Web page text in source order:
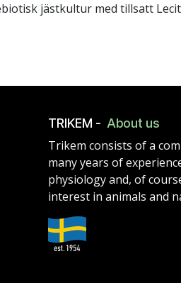
jästkultur med tillsatt
TRIKEM - About us
Trikem consists of a
many years of
physiology and, of
interest in animals and